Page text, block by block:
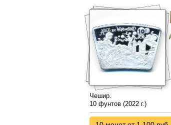
Чешир.
10 фунтов (2022 г.)